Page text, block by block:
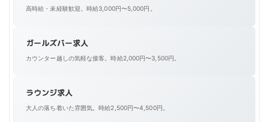
高時給・未経験歓迎。時給3,000円〜5,000円。
ガールズバー求人
カウンター越しの気軽な接客。時給2,000円〜3,500円。
ラウンジ求人
大人の落ち着いた雰囲気。時給2,500円〜4,500円。